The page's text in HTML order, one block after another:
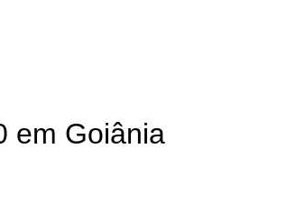
em Goiânia